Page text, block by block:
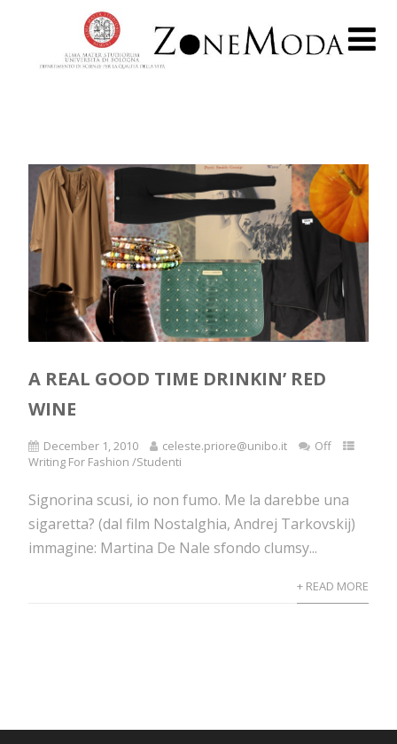
A REAL GOOD TIME DRINKIN’ RED
WINE
December 1, 2010 celeste.priore@unibo.it
Off
Writing For Fashion /Studenti
Signorina scusi, io non fumo. Me la darebbe una
sigaretta? (dal film Nostalghia, Andrej Tarkovskij)
immagine: Martina De Nale sfondo clumsy...
+ READ MORE